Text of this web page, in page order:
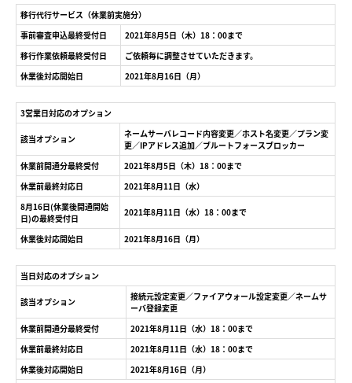
移行代行サービス（休業前実施分）
事前審査申込最終受付日
2021年8月5日（木）18：00まで
移行作業依頼最終受付日
ご依頼毎に調整させていただきます。
休業後対応開始日
2021年8月16日（月）
3営業日対応のオプション
該当オプション
ネームサーバレコード内容変更／ホスト名変更／プラン変
更／IPアドレス追加／ブルートフォースブロッカー
休業前開通分最終受付
2021年8月5日（木）18：00まで
休業前最終対応日
2021年8月11日（水）
8月16日(休業後開通開始
日)の最終受付日
2021年8月11日（水）18：00まで
休業後対応開始日 2021年8月16日（月）
当日対応のオプション
該当オプション
接続元設定変更／ファイアウォール設定変更／ネームサ
ーバ登録変更
休業前開通分最終受付
2021年8月11日（水）18：00まで
休業前最終対応日
2021年8月11日（水）18：00まで
休業後対応開始日
2021年8月16日（月）